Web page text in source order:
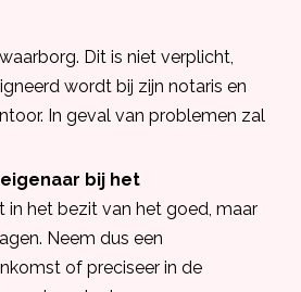
Dit is niet verplicht,
wordt bij zijn notaris en
In geval van problemen zal
bij het
in het bezit van het goed, maar
Neem dus een
of preciseer in de